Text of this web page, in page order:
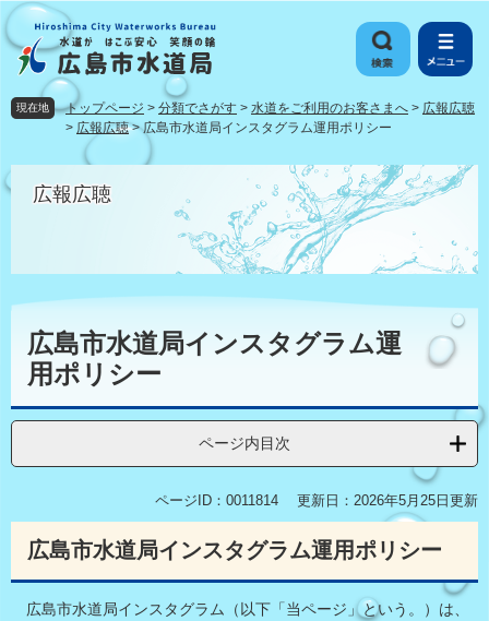
ペ
ー
先
。
メ
ニ
を
て
現在地 トップページ > 分類でさがす > 水道をご利用のお客さまへ > 広報広聴
> 広報広聴 >広島市水道局インスタグラム運用ポリシー
広報広聴
本
広島市水道局インスタグラム運
用ポリシー
ページ内目次
ページID：0011814 更新日：2026年5月25日更新
広島市水道局インスタグラム運用ポリシー
広島市水道局インスタグラム（以下「当ページ」という。）は、